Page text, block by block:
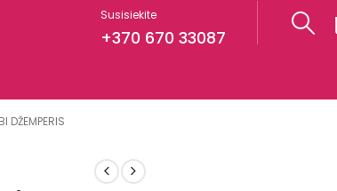
Susisiekite
+370 670 33087
DŽEMPERIS